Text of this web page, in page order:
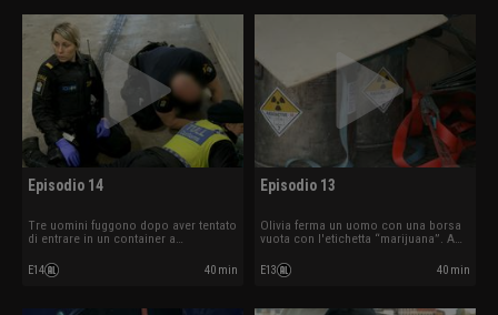
Episodio 14
Tre uomini fuggono dopo aver tentato
di entrare in un container a
container e trova qualcosa nascosto
nel pavimento.
E14 40 min
Episodio 13
Olivia ferma un uomo con una borsa
vuota con l'etichetta “marijuana”. A
radioattivo.
E13 40 min